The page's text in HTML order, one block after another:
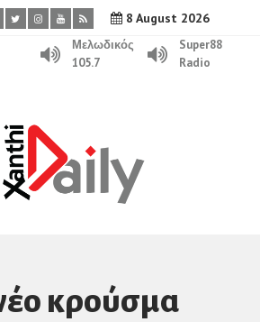
8 August 2026
Μελωδικός
105.7
Super88
Radio
κρούσμα